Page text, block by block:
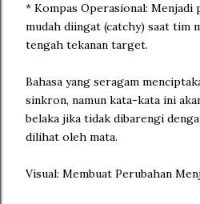
* Kompas Operasional: Menjadi
mudah diingat (catchy) saat tim
tengah tekanan target.
Bahasa yang seragam
sinkron, namun kata-kata ini
belaka jika tidak dibarengi
dilihat oleh mata.
Visual: Membuat Perubahan